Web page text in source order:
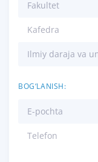
Fakultet
Kafedra
Ilmiy daraja va
BOG‘LANISH:
E-pochta
Telefon